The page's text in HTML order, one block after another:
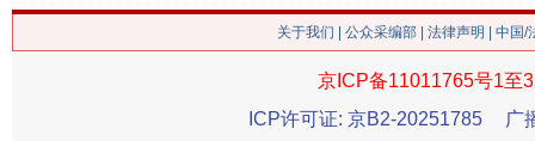
魏明亮
关于我们 公众采编部 法律声明 | 中国
京ICP备11011765号1至
ICP许可证: 京B2-20251785
广